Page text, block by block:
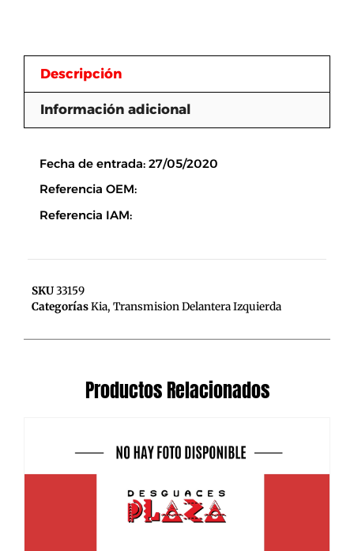
Descripción
Información adicional
Fecha de entrada: 27/05/2020
Referencia OEM:
Referencia IAM:
SKU33159
CategoríasKia, Transmision Delantera Izquierda
Productos Relacionados